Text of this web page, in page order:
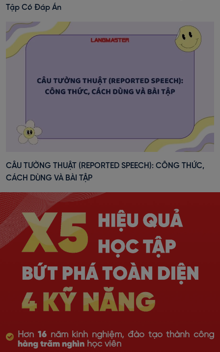
Tập Có Đáp Án
CÂU TƯỜNG THUẬT (REPORTED SPEECH): CÔNG THỨC,
CÁCH DÙNG VÀ BÀI TẬP
Hơn 16năm kinh nghiệm, đào tạo thành công
hàng trăm nghìn học viên